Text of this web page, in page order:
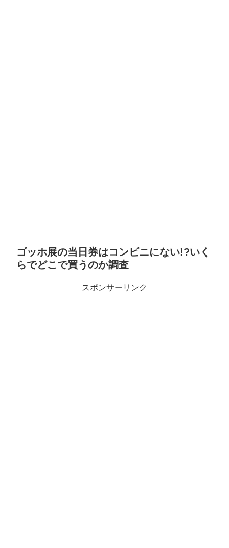
ゴッホ展の当日券はコンビニにない!?いく
らでどこで買うのか調査
スポンサーリンク